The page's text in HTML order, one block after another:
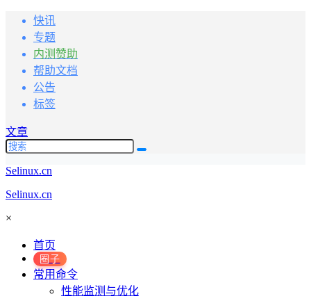
快讯
专题
内测赞助
帮助文档
公告
标签
文章
Selinux.cn
Selinux.cn
×
首页
圈子
常用命令
性能监测与优化